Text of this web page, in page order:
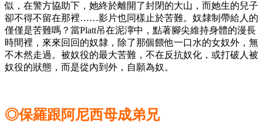
似，在警方協助下，她終於離開了封閉的大山，而她生的兒子
卻不得不留在那裡……影片也同樣止於苦難。奴隸制帶給人的
僅僅是苦難嗎？當Platt吊在泥濘中，點著腳尖維持身體的漫長
時間裡，來來回回的奴隸，除了那個餵他一口水的女奴外，無
不木然走過。被奴役的最大苦難，不在反抗奴化，或打破人被
奴役的狀態，而是從內到外，自願為奴。
◎保羅跟阿尼西母成弟兄